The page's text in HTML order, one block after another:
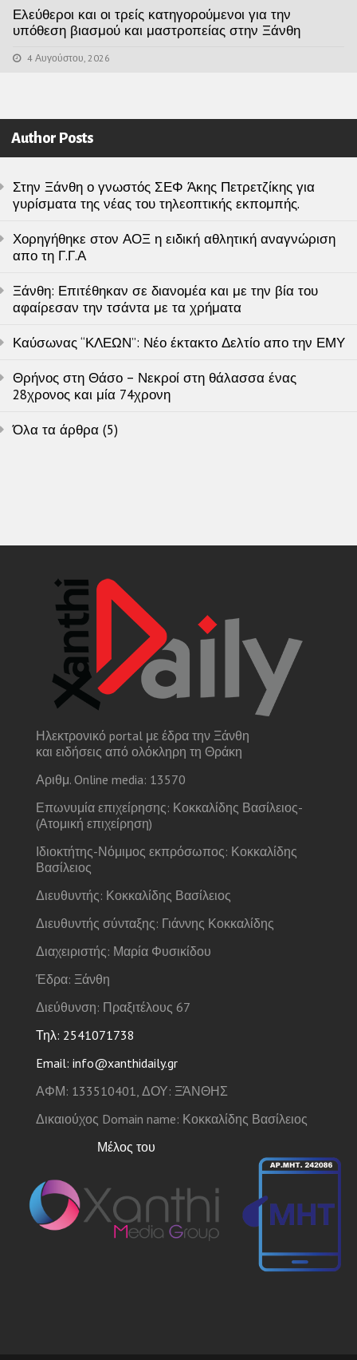
Ελεύθεροι και οι τρείς κατηγορούμενοι για την
υπόθεση βιασμού και μαστροπείας στην Ξάνθη
4 Αυγούστου, 2026
Author Posts
Στην Ξάνθη ο γνωστός ΣΕΦ Άκης Πετρετζίκης για
γυρίσματα της νέας του τηλεοπτικής εκπομπής.
Χορηγήθηκε στον ΑΟΞ η ειδική αθλητική αναγνώριση
απο τη Γ.Γ.Α
Ξάνθη: Επιτέθηκαν σε διανομέα και με την βία του
αφαίρεσαν την τσάντα με τα χρήματα
Καύσωνας “ΚΛΕΩΝ”: Νέο έκτακτο Δελτίο απο την ΕΜΥ
Θρήνος στη Θάσο – Νεκροί στη θάλασσα ένας
28χρονος και μία 74χρονη
Όλα τα άρθρα (5)
Ηλεκτρονικό portal με έδρα την Ξάνθη
και ειδήσεις από ολόκληρη τη Θράκη
Αριθμ. Online media: 13570
Επωνυμία επιχείρησης: Κοκκαλίδης Βασίλειος-
(Ατομική επιχείρηση)
Ιδιοκτήτης-Νόμιμος εκπρόσωπος: Κοκκαλίδης
Βασίλειος
Διευθυντής: Κοκκαλίδης Βασίλειος
Διευθυντής σύνταξης: Γιάννης Κοκκαλίδης
Διαχειριστής: Μαρία Φυσικίδου
Έδρα: Ξάνθη
Διεύθυνση: Πραξιτέλους 67
Τηλ: 2541071738
Email: info@xanthidaily.gr
ΑΦΜ: 133510401, ΔΟΥ: ΞΆΝΘΗΣ
Δικαιούχος Domain name: Κοκκαλίδης Βασίλειος
Μέλος του